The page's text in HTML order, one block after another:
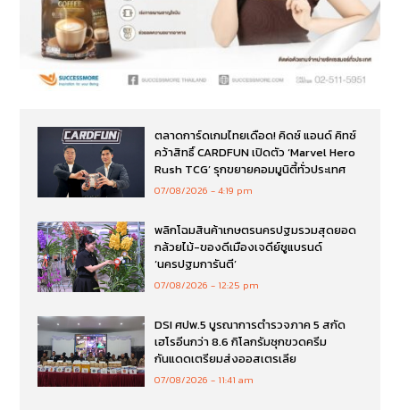
ตลาดการ์ดเกมไทยเดือด! คิดซ์ แอนด์ คิทซ์
คว้าสิทธิ์ CARDFUN เปิดตัว ‘Marvel Hero
Rush TCG’ รุกขยายคอมมูนิตี้ทั่วประเทศ
07/08/2026 4:19 pm
พลิกโฉมสินค้าเกษตรนครปฐมรวมสุดยอด
กล้วยไม้-ของดีเมืองเจดีย์ชูแบรนด์
‘นครปฐมการันตี’
07/08/2026 12:25 pm
DSI ศปพ.5 บูรณาการตำรวจภาค 5 สกัด
เฮโรอีนกว่า 8.6 กิโลกรัมซุกขวดครีม
กันแดดเตรียมส่งออสเตรเลีย
07/08/2026 11:41 am